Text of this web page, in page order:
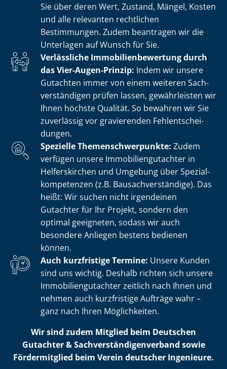
Sie über deren Wert, Zustand, Mängel, Kosten
und alle relevanten rechtlichen
Bestimmungen. Zudem beantragen wir die
Unterlagen auf Wunsch für Sie.
Verlässliche Im­mo­bi­li­en­be­wer­tung durch
das Vier-Augen-Prinzip: Indem wir unsere
Gutachten immer von einem weiteren Sach­
ver­stän­di­gen prüfen lassen, gewährleisten wir
Ihnen höchste Qualität. So bewahren wir Sie
zuverlässig vor gravierenden Fehl­ent­schei­
dun­gen.
Spezielle The­men­schwer­punk­te: Zudem
verfügen unsere Im­mo­bi­li­en­gut­ach­ter in
Helferskirchen und Umgebung über Spe­zi­al­
kom­pe­ten­zen (z.B. Bau­sach­ver­stän­di­ge). Das
heißt: Wir suchen nicht irgendeinen
Gutachter für Ihr Projekt, sondern den
optimal geeigneten, sodass wir auch
besondere Anliegen bestens bedienen
können.
Auch kurzfristige Termine: Unsere Kunden
sind uns wichtig. Deshalb richten sich unsere
Im­mo­bi­li­en­gut­ach­ter zeitlich nach Ihnen und
nehmen auch kurzfristige Aufträge wahr –
ganz nach Ihren Möglichkeiten.
Wir sind zudem Mitglied beim Deutschen
Gutachter & Sach­ver­stän­di­gen­ver­band sowie
Fördermitglied beim Verein deutscher Ingenieure.